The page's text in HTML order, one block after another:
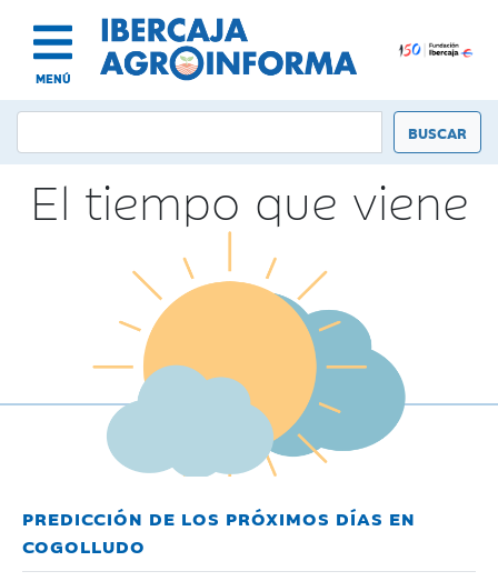
MENÚ
El tiempo que viene
PREDICCIÓN DE LOS PRÓXIMOS DÍAS EN
COGOLLUDO